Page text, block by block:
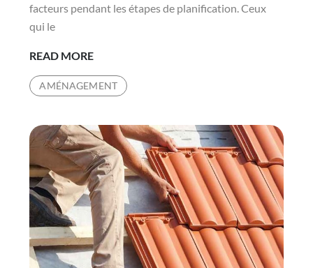
facteurs pendant les étapes de planification. Ceux
qui le
READ MORECE
QU’IL
FAUT
AVANT
DE
CONSTRUIRE
DES
COURTS
DE
TENNIS
RÉSIDENTIELS
AMÉNAGEMENT